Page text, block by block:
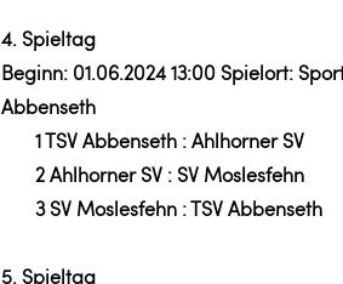
4. Spieltag
Beginn: 01.06.2024 13:00 Spielort:
Abbenseth
1 TSV Abbenseth : Ahlhorner SV
2 Ahlhorner SV : SV Moslesfehn
3 SV Moslesfehn : TSV Abbenseth
5. Spieltag